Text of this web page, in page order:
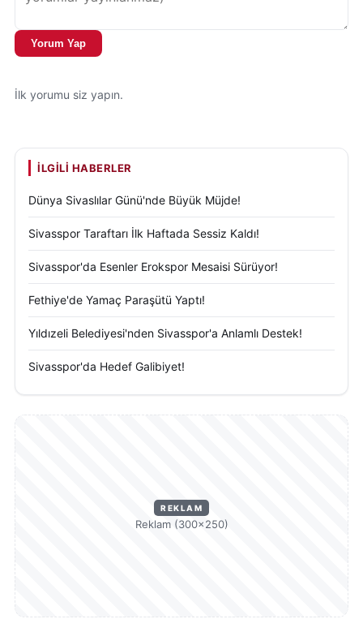
Yorum Yap
İlk yorumu siz yapın.
İLGILI HABERLER
Dünya Sivaslılar Günü'nde Büyük Müjde!
Sivasspor Taraftarı İlk Haftada Sessiz Kaldı!
Sivasspor'da Esenler Erokspor Mesaisi Sürüyor!
Fethiye'de Yamaç Paraşütü Yaptı!
Yıldızeli Belediyesi'nden Sivasspor'a Anlamlı Destek!
Sivasspor'da Hedef Galibiyet!
REKLAM
Reklam (300×250)